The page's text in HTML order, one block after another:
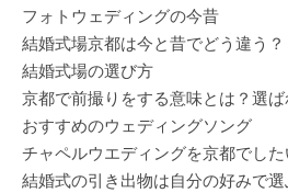
フォトウェディングの今昔
結婚式場京都は今と昔でどう違う？
結婚式場の選び方
京都で前撮りをする意味とは？選
おすすめのウェディングソング
チャペルウエディングを京都でした
結婚式の引き出物は自分の好みで